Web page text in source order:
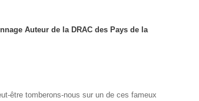
Auteur de la DRAC des Pays de la
être tomberons-nous sur un de ces fameux